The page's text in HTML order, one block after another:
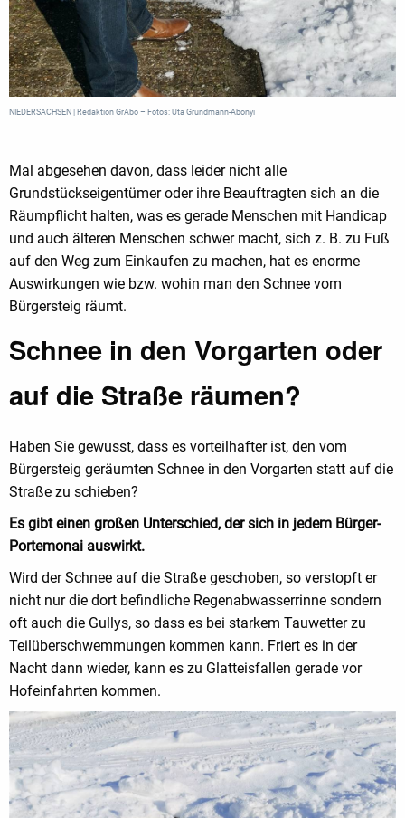
NIEDERSACHSEN | Redaktion GrAbo – Fotos: Uta Grundmann-Abonyi
Mal abgesehen davon, dass leider nicht alle
Grundstückseigentümer oder ihre Beauftragten sich an die
Räumpflicht halten, was es gerade Menschen mit Handicap
und auch älteren Menschen schwer macht, sich z. B. zu Fuß
auf den Weg zum Einkaufen zu machen, hat es enorme
Auswirkungen wie bzw. wohin man den Schnee vom
Bürgersteig räumt.
Schnee in den Vorgarten oder
auf die Straße räumen?
Haben Sie gewusst, dass es vorteilhafter ist, den vom
Bürgersteig geräumten Schnee in den Vorgarten statt auf die
Straße zu schieben?
Es gibt einen großen Unterschied, der sich in jedem Bürger-
Portemonai auswirkt.
Wird der Schnee auf die Straße geschoben, so verstopft er
nicht nur die dort befindliche Regenabwasserrinne sondern
oft auch die Gullys, so dass es bei starkem Tauwetter zu
Teilüberschwemmungen kommen kann. Friert es in der
Nacht dann wieder, kann es zu Glatteisfallen gerade vor
Hofeinfahrten kommen.